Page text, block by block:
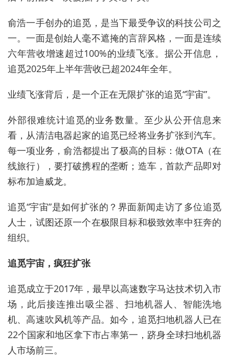
俞浩一手创办的追觅，是当下最受争议的科技公司之
一。一面是创始人毫不遮掩的言辞风格，一面是连续
六年营收增速超过100%的业绩飞涨。 据公开信息，
追觅2025年上半年营收已超2024年全年。
业绩飞涨背后，是一个正在无限扩张的追觅“宇宙”。
外部很难统计追觅的业务数量。至少从公开信息来
看，从清洁电器起家的追觅已经将业务扩张到汽车。
每一项业务，俞浩都提出了极高的目标：做OTA（在
线旅行），要打破携程的垄断；造车，首款产品即对
标布加迪威龙。
追觅“宇宙”是如何扩张的？界面新闻走访了多位追觅
人士，试图还原一个在极限目标和极致效率中狂奔的
组织。
追觅宇宙，疯狂扩张
追觅成立于2017年，最早以高速数字马达技术切入市
场，此后接连推出吸尘器 、扫地机器人、智能洗地
机、高速吹风机等产品。如今，追觅扫地机器人已在
22个国家和地区拿下市占率第一，跻身全球扫地机器
人市场前三。